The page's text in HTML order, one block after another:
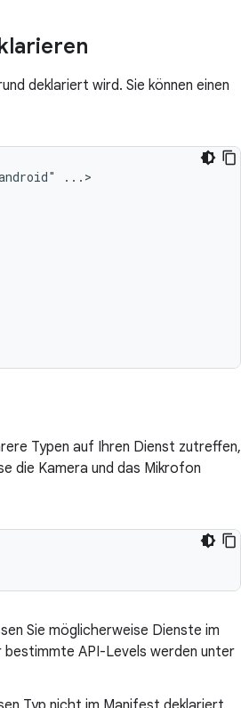
deklariert wird. Sie können einen
Typen auf Ihren Dienst zutreffen,
die Kamera und das Mikrofon
Sie möglicherweise Dienste im
bestimmte API-Levels werden unter